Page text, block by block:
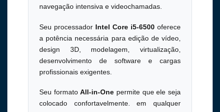
navegação intensiva e videochamadas.
Seu processador Intel Core i5-6500 oferece
a potência necessária para edição de vídeo,
design 3D, modelagem, virtualização,
desenvolvimento de software e cargas
profissionais exigentes.
Seu formatoAll-in-One permite que ele seja
colocado confortavelmente. em qualquer